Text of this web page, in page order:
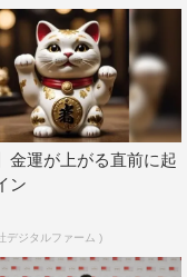
歌い納めにもな
を、自分たちとし
えられるように、
いいなと思っており
金運が上がる直前に起
ン
デジタルファーム )